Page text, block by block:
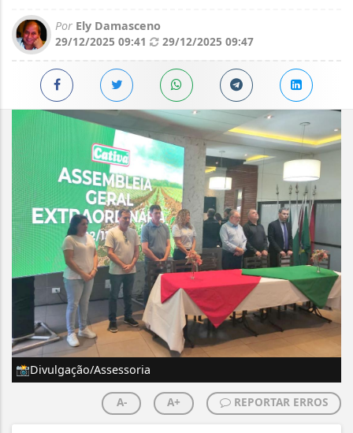
Por Ely Damasceno
29/12/2025 09:41
29/12/2025 09:47
📸Divulgação/Assessoria
A- A+ REPORTAR ERROS